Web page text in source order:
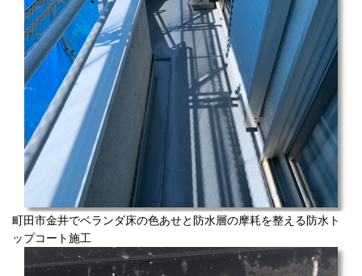
町田市金井でベランダ床の色あせと防水層の摩耗を整える防水ト
ップコート施工